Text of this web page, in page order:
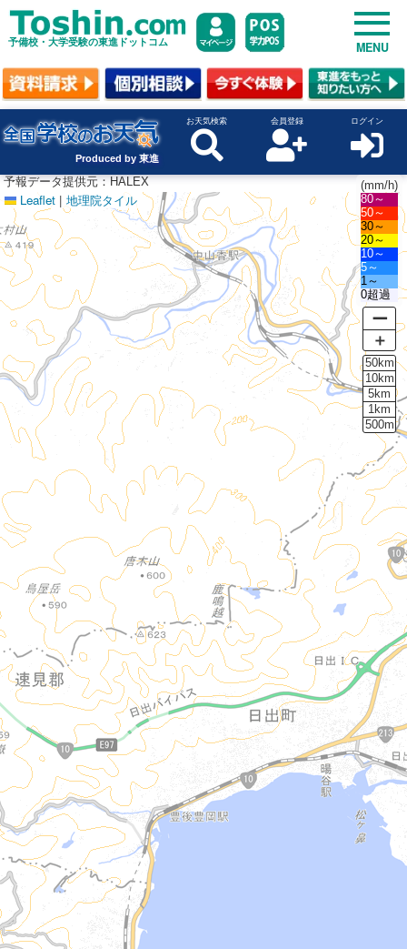
予備校・大学受験の東進ドットコム MENU
Produced by 東進
お天気検索 会員登録 ログイン
Leaflet | 地理院タイル
(mm/h)
80～
50～
30～
20～
10～
5～
1～
0超過
ー
＋
50km
10km
5km
1km
500m
予報データ提供元：HALEX